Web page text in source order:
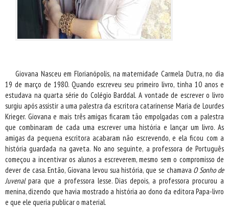
Giovana Nasceu em Florianópolis, na maternidade Carmela Dutra, no dia
19 de março de 1980. Quando escreveu seu primeiro livro, tinha 10 anos e
estudava na quarta série do Colégio Barddal. A vontade de escrever o livro
surgiu após assistir a uma palestra da escritora catarinense Maria de Lourdes
Krieger. Giovana e mais três amigas ficaram tão empolgadas com a palestra
que combinaram de cada uma escrever uma história e lançar um livro. As
amigas da pequena escritora acabaram não escrevendo, e ela ficou com a
história guardada na gaveta. No ano seguinte, a professora de Português
começou a incentivar os alunos a escreverem, mesmo sem o compromisso de
dever de casa. Então, Giovana levou sua história, que se chamava O Sonho de
Juvenalpara que a professora lesse. Dias depois, a professora procurou a
menina, dizendo que havia mostrado a história ao dono da editora Papa-livro
e que ele queria publicar o material.